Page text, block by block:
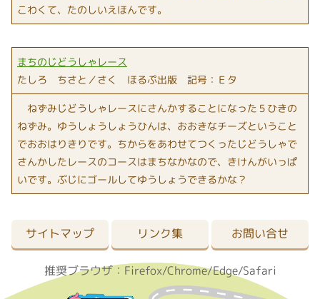
こわくて、たのしいえほんです。
まちのじどうしゃレース
たしろ ちさと／さく ほるぷ出版 記号：Ｅタ
ねずみじどうしゃレースにさんかすることになった５ひきの
ねずみ。ゆうしょうしょうひんは、おおきなチーズということ
でおおはりきりです。ちからをあわせてつくったじどうしゃで
さんかしたレースのコースはまちなかなので、きけんがいっぱ
いです。ぶじにゴールしてゆうしょうできるかな？
サイトマップ リンク集 お問い合せ
推奨ブラウザ：Firefox/Chrome/Edge/Safari